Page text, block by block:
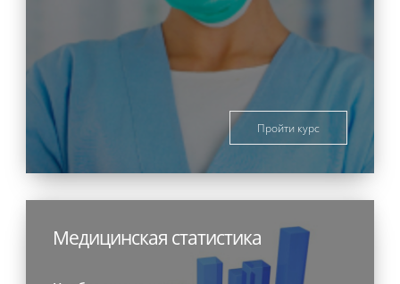
Пройти курс
Медицинская статистика